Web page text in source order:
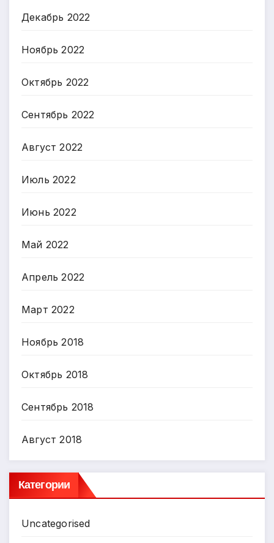
Декабрь 2022
Ноябрь 2022
Октябрь 2022
Сентябрь 2022
Август 2022
Июль 2022
Июнь 2022
Май 2022
Апрель 2022
Март 2022
Ноябрь 2018
Октябрь 2018
Сентябрь 2018
Август 2018
Категории
Uncategorised